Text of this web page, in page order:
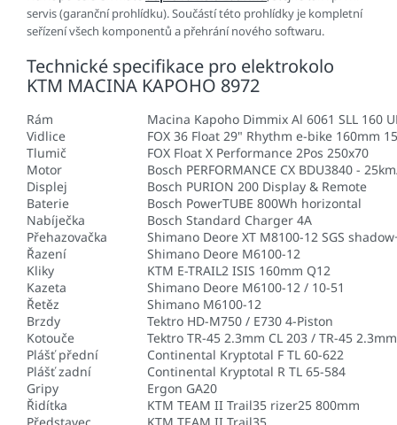
servis (garanční prohlídku). Součástí této prohlídky je kompletní
seřízení všech komponentů a přehrání nového softwaru.
Technické specifikace pro elektrokolo
KTM MACINA KAPOHO 8972
Rám
Macina Kapoho Dimmix Al 6061 SLL 160
Vidlice
FOX 36 Float 29" Rhythm e-bike 160mm
Tlumič
FOX Float X Performance 2Pos 250x70
Motor
Bosch PERFORMANCE CX BDU3840 -
Displej
Bosch PURION 200 Display & Remote
Baterie
Bosch PowerTUBE 800Wh horizontal
Nabíječka
Bosch Standard Charger 4A
Přehazovačka
Shimano Deore XT M8100-12 SGS
Řazení
Shimano Deore M6100-12
Kliky
KTM E-TRAIL2 ISIS 160mm Q12
Kazeta
Shimano Deore M6100-12 / 10-51
Řetěz
Shimano M6100-12
Brzdy
Tektro HD-M750 / E730 4-Piston
Kotouče
Tektro TR-45 2.3mm CL 203 / TR-45
Plášť přední
Continental Kryptotal F TL 60-622
Plášť zadní
Continental Kryptotal R TL 65-584
Gripy
Ergon GA20
Řidítka
KTM TEAM II Trail35 rizer25 800mm